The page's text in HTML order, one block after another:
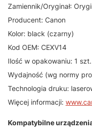
Zamiennik/Oryginał:
Producent: Canon
Kolor: black (czarny)
Kod OEM: CEXV14
Ilość w opakowaniu: 1 szt.
Wydajność (wg normy
Technologia druku:
Więcej informacji:
Kompatybilne